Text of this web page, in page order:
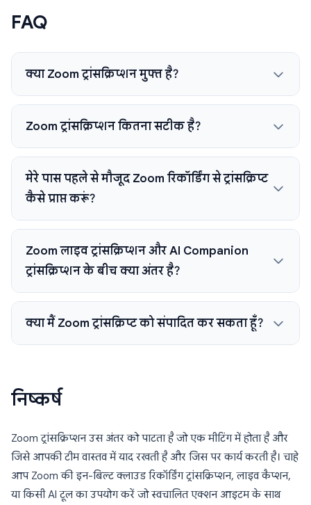
FAQ
क्या Zoom ट्रांसक्रिप्शन मुफ्त है?
Zoom ट्रांसक्रिप्शन कितना सटीक है?
मेरे पास पहले से मौजूद Zoom रिकॉर्डिंग से ट्रांसक्रिप्ट
कैसे प्राप्त करूं?
Zoom लाइव ट्रांसक्रिप्शन और AI Companion
ट्रांसक्रिप्शन के बीच क्या अंतर है?
क्या मैं Zoom ट्रांसक्रिप्ट को संपादित कर सकता हूँ?
निष्कर्ष
Zoom ट्रांसक्रिप्शन उस अंतर को पाटता है जो एक मीटिंग में होता है और
जिसे आपकी टीम वास्तव में याद रखती है और जिस पर कार्य करती है। चाहे
आप Zoom की इन-बिल्ट क्लाउड रिकॉर्डिंग ट्रांसक्रिप्शन, लाइव कैप्शन,
या किसी AI टूल का उपयोग करें जो स्वचालित एक्शन आइटम के साथ